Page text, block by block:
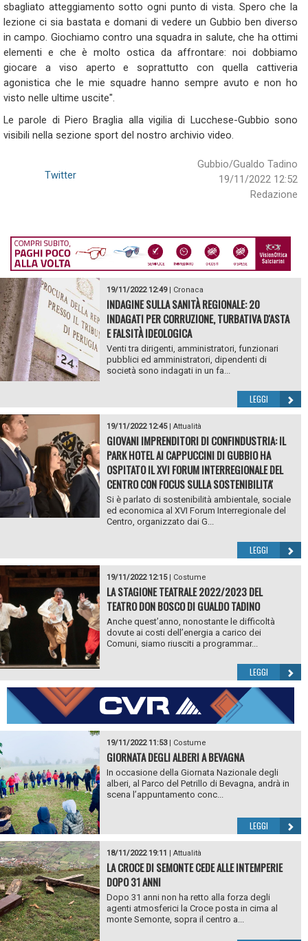
sbagliato atteggiamento sotto ogni punto di vista. Spero che la
lezione ci sia bastata e domani di vedere un Gubbio ben diverso
in campo. Giochiamo contro una squadra in salute, che ha ottimi
elementi e che è molto ostica da affrontare: noi dobbiamo
giocare a viso aperto e soprattutto con quella cattiveria
agonistica che le mie squadre hanno sempre avuto e non ho
visto nelle ultime uscite".
Le parole di Piero Braglia alla vigilia di Lucchese-Gubbio sono
visibili nella sezione sport del nostro archivio video.
Gubbio/Gualdo Tadino
19/11/2022 12:52
Redazione
Twitter
19/11/2022 12:49| Cronaca
INDAGINE SULLA SANITÀ REGIONALE: 20
INDAGATI PER CORRUZIONE, TURBATIVA D'ASTA
E FALSITÀ IDEOLOGICA
Venti tra dirigenti, amministratori, funzionari
pubblici ed amministratori, dipendenti di
società sono indagati in un fa...
LEGGI
19/11/2022 12:45| Attualità
GIOVANI IMPRENDITORI DI CONFINDUSTRIA: IL
PARK HOTEL AI CAPPUCCINI DI GUBBIO HA
OSPITATO IL XVI FORUM INTERREGIONALE DEL
CENTRO CON FOCUS SULLA SOSTENIBILITA'
Si è parlato di sostenibilità ambientale, sociale
ed economica al XVI Forum Interregionale del
Centro, organizzato dai G...
LEGGI
19/11/2022 12:15| Costume
LA STAGIONE TEATRALE 2022/2023 DEL
TEATRO DON BOSCO DI GUALDO TADINO
Anche quest’anno, nonostante le difficoltà
dovute ai costi dell’energia a carico dei
Comuni, siamo riusciti a programmar...
LEGGI
19/11/2022 11:53| Costume
GIORNATA DEGLI ALBERI A BEVAGNA
In occasione della Giornata Nazionale degli
alberi, al Parco del Petrillo di Bevagna, andrà in
scena l’appuntamento conc...
LEGGI
18/11/2022 19:11 | Attualità
LA CROCE DI SEMONTE CEDE ALLE INTEMPERIE
DOPO 31 ANNI
Dopo 31 anni non ha retto alla forza degli
agenti atmosferici la Croce posta in cima al
monte Semonte, sopra il centro a...